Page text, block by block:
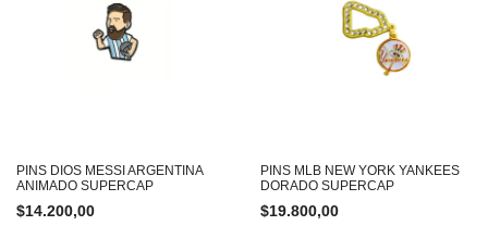
PINS DIOS MESSI ARGENTINA
ANIMADO SUPERCAP
$14.200,00
PINS MLB NEW YORK YANKEES
DORADO SUPERCAP
$19.800,00